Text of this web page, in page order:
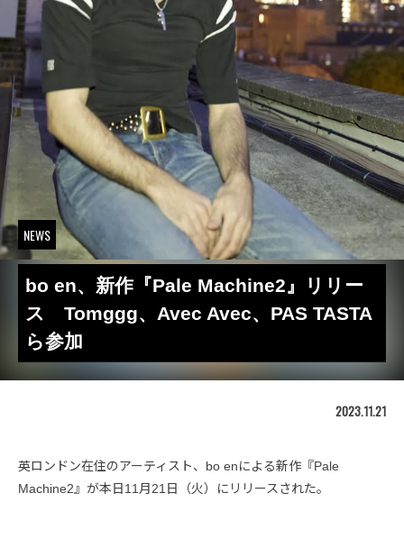
NEWS
bo en、新作『Pale Machine2』リリー
ス Tomggg、Avec Avec、PAS TASTA
ら参加
2023.11.21
英ロンドン在住のアーティスト、bo enによる新作『Pale
Machine2』が本日11月21日（火）にリリースされた。